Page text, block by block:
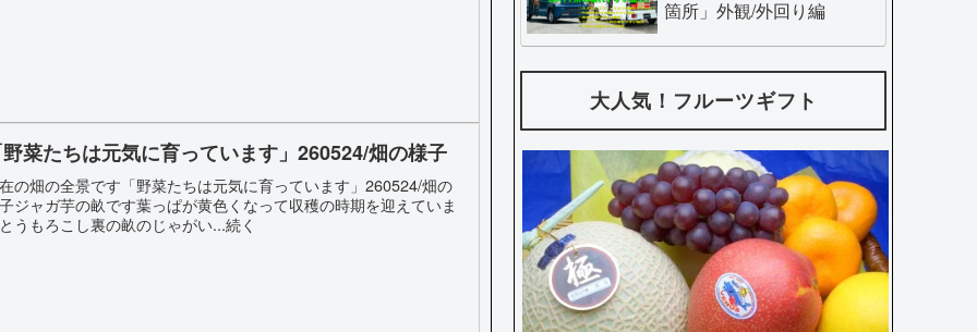
菜たちは元気に育っています」260524/畑の様子
の畑の全景です「野菜たちは元気に育っています」260524/畑の
ジャガ芋の畝です葉っぱが黄色くなって収穫の時期を迎えていま
うもろこし裏の畝のじゃがい...続く
箇所」外観/外回り編
大人気！フルーツギフト